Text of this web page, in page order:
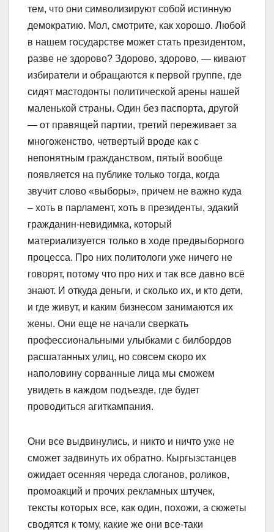
тем, что они символизируют собой истинную
демократию. Мол, смотрите, как хорошо. Любой
в нашем государстве может стать президентом,
разве не здорово? Здорово, здорово, — кивают
избиратели и обращаются к первой группе, где
сидят мастодонты политической арены нашей
маленькой страны. Один без паспорта, другой
— от правящей партии, третий переживает за
многоженство, четвертый вроде как с
непонятным гражданством, пятый вообще
появляется на публике только тогда, когда
звучит слово «выборы», причем не важно куда
– хоть в парламент, хоть в президенты, эдакий
гражданин-невидимка, который
материализуется только в ходе предвыборного
процесса. Про них политологи уже ничего не
говорят, потому что про них и так все давно всё
знают. И откуда деньги, и сколько их, и кто дети,
и где живут, и каким бизнесом занимаются их
жены. Они еще не начали сверкать
профессиональными улыбками с билбордов
расшатанных улиц, но совсем скоро их
наполовину сорванные лица мы сможем
увидеть в каждом подъезде, где будет
проводиться агиткампания.
Они все выдвинулись, и никто и ничто уже не
сможет задвинуть их обратно. Кыргызстанцев
ожидает осенняя череда слоганов, роликов,
промоакций и прочих рекламных штучек,
тексты которых все, как один, похожи, а сюжеты
сводятся к тому, какие же они все-таки